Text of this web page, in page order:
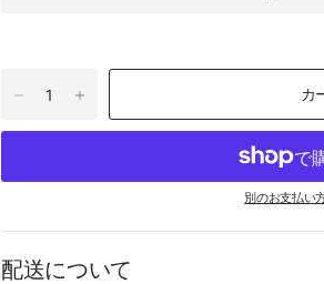
カ
別のお支払い
配送について